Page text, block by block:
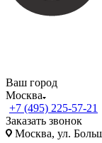
Ваш город
Москва
+7 (495) 225-57-21
Заказать звонок
Москва, ул.